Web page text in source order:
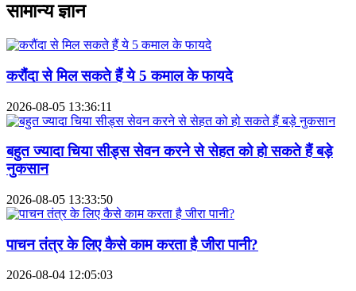
सामान्य ज्ञान
करौंदा से मिल सकते हैं ये 5 कमाल के फायदे
2026-08-05 13:36:11
बहुत ज्यादा चिया सीड्स सेवन करने से सेहत को हो सकते हैं बड़े
नुकसान
2026-08-05 13:33:50
पाचन तंत्र के लिए कैसे काम करता है जीरा पानी?
2026-08-04 12:05:03